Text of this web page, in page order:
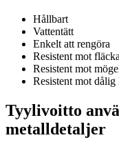
Hållbart
Vattentätt
Enkelt att rengöra
Resistent mot
Resistent mot
Resistent mot dålig
Tyylivoitto
metalldetaljer